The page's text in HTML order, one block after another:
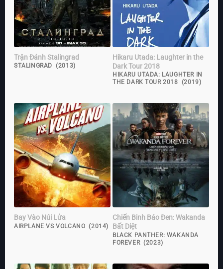
Trận Đánh Stalingrad
STALINGRAD (2013)
Hikaru Utada: Laughter in the
Dark Tour 2018
HIKARU UTADA: LAUGHTER IN
THE DARK TOUR 2018 (2019)
Bay Vào Núi Lửa
AIRPLANE VS VOLCANO (2014)
Chiến Binh Báo Đen: Wakanda
Bất Diệt
BLACK PANTHER: WAKANDA
FOREVER (2023)